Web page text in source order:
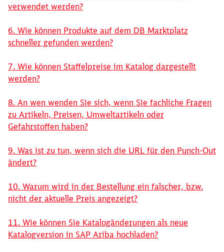
verwendet werden?
6. Wie können Produkte auf dem DB Marktplatz
schneller gefunden werden?
7. Wie können Staffelpreise im Katalog dargestellt
werden?
8. An wen wenden Sie sich, wenn Sie fachliche Fragen
zu Artikeln, Preisen, Umweltartikeln oder
Gefahrstoffen haben?
9. Was ist zu tun, wenn sich die URL für den Punch-Out
ändert?
10. Warum wird in der Bestellung ein falscher, bzw.
nicht der aktuelle Preis angezeigt?
11. Wie können Sie Katalogänderungen als neue
Katalogversion in SAP Ariba hochladen?